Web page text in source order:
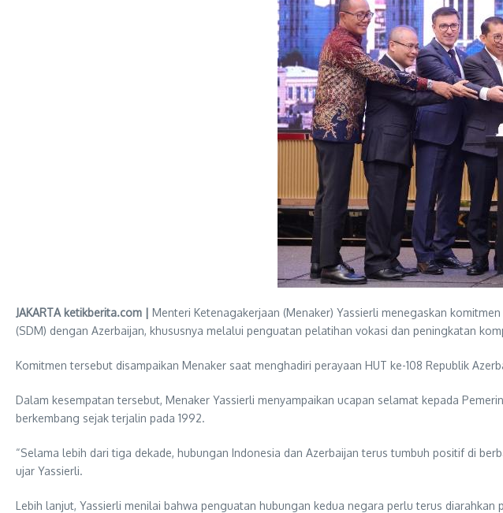
JAKARTA ketikberita.com | Menteri Ketenagakerjaan (Menaker) Yassierli menegaskan
(SDM) dengan Azerbaijan, khususnya melalui penguatan pelatihan vokasi dan peningkatan
Komitmen tersebut disampaikan Menaker saat menghadiri perayaan HUT ke-108 Republik
Dalam kesempatan tersebut, Menaker Yassierli menyampaikan ucapan selamat kepada
berkembang sejak terjalin pada 1992.
“Selama lebih dari tiga dekade, hubungan Indonesia dan Azerbaijan terus tumbuh positif di
ujar Yassierli.
Lebih lanjut, Yassierli menilai bahwa penguatan hubungan kedua negara perlu terus